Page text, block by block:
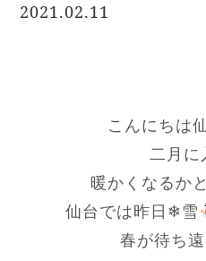
2021.02.11
こんにちは
二月に
暖かくなるか
仙台では昨日❄雪
春が待ち